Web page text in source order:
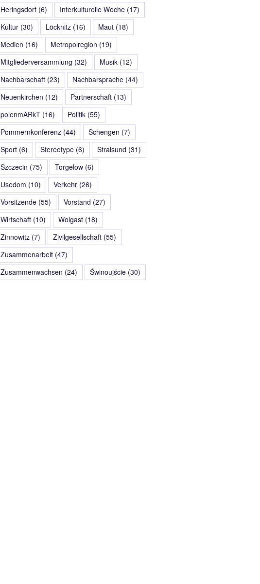
Heringsdorf(6) Interkulturelle Woche(17)
Kultur(30) Löcknitz(16) Maut(18)
Medien (16) Metropolregion (19)
Mitgliederversammlung (32) Musik(12)
Nachbarschaft(23) Nachbarsprache(44)
Neuenkirchen (12) Partnerschaft(13)
polenmARkT(16) Politik(55)
Pommernkonferenz(44) Schengen (7)
Sport(6) Stereotype(6) Stralsund (31)
Szczecin (75) Torgelow(6)
Usedom (10) Verkehr(26)
Vorsitzende(55) Vorstand (27)
Wirtschaft(10) Wolgast(18)
Zinnowitz(7) Zivilgesellschaft(55)
Zusammenarbeit(47)
Zusammenwachsen (24) Świnoujście(30)